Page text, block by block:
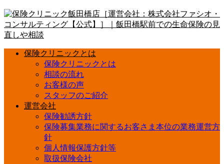
保険クリニックとは
保険クリニックとは
相談の流れ
お客様の声
スタッフのご紹介
運営会社
保険勧誘方針
保険募集業務に関するお客さま本位の業務運営方
針
個人情報保護方針等
取扱保険会社